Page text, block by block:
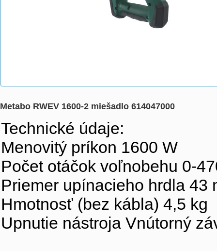
Metabo RWEV 1600-2 miešadlo 614047000
Technické údaje:
Menovitý príkon 1600 W
Počet otáčok voľnobehu 0-
Priemer upínacieho hrdla 43
Hmotnosť (bez kábla) 4,5 kg
Upnutie nástroja Vnútorný